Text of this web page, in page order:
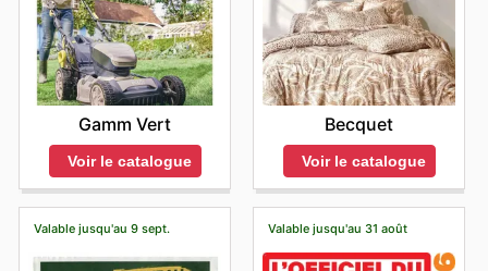
Gamm Vert
Voir le catalogue
Becquet
Voir le catalogue
Valable jusqu'au 9 sept. Valable jusqu'au 31 août